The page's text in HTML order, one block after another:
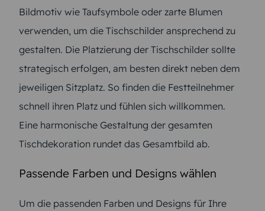
Bildmotiv wie Taufsymbole oder zarte Blumen
verwenden, um die Tischschilder ansprechend zu
gestalten. Die Platzierung der Tischschilder sollte
strategisch erfolgen, am besten direkt neben dem
jeweiligen Sitzplatz. So finden die Festteilnehmer
schnell ihren Platz und fühlen sich willkommen.
Eine harmonische Gestaltung der gesamten
Tischdekoration rundet das Gesamtbild ab.
Passende Farben und Designs wählen
Um die passenden Farben und Designs für Ihre